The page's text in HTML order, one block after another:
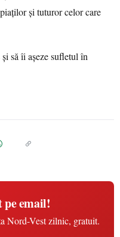
și tuturor celor care
să îi așeze sufletul în
email!
Nord-Vest zilnic, gratuit.